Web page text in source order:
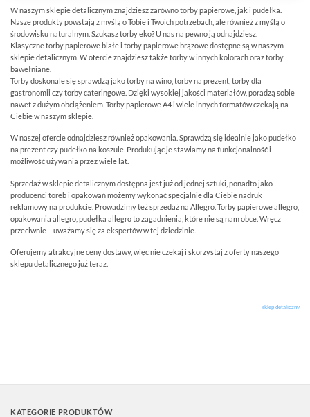
W naszym sklepie detalicznym znajdziesz zarówno torby papierowe, jak i pudełka.
Nasze produkty powstają z myślą o Tobie i Twoich potrzebach, ale również z myślą o
środowisku naturalnym. Szukasz torby eko? U nas na pewno ją odnajdziesz.
Klasyczne torby papierowe białe i torby papierowe brązowe dostępne są w naszym
sklepie detalicznym. W ofercie znajdziesz także torby w innych kolorach oraz torby
bawełniane.
Torby doskonale się sprawdzą jako torby na wino, torby na prezent, torby dla
gastronomii czy torby cateringowe. Dzięki wysokiej jakości materiałów, poradzą sobie
nawet z dużym obciążeniem. Torby papierowe A4 i wiele innych formatów czekają na
Ciebie w naszym sklepie.
W naszej ofercie odnajdziesz również opakowania. Sprawdzą się idealnie jako pudełko
na prezent czy pudełko na koszule. Produkując je stawiamy na funkcjonalność i
możliwość używania przez wiele lat.
Sprzedaż w sklepie detalicznym dostępna jest już od jednej sztuki, ponadto jako
producenci toreb i opakowań możemy wykonać specjalnie dla Ciebie nadruk
reklamowy na produkcie. Prowadzimy też sprzedaż na Allegro. Torby papierowe allegro,
opakowania allegro, pudełka allegro to zagadnienia, które nie są nam obce. Wręcz
przeciwnie – uważamy się za ekspertów w tej dziedzinie.
Oferujemy atrakcyjne ceny dostawy, więc nie czekaj i skorzystaj z oferty naszego
sklepu detalicznego już teraz.
sklep detaliczny
KATEGORIE PRODUKTÓW